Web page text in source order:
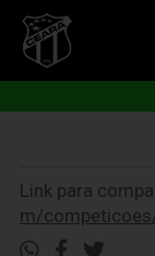
Link para
m/